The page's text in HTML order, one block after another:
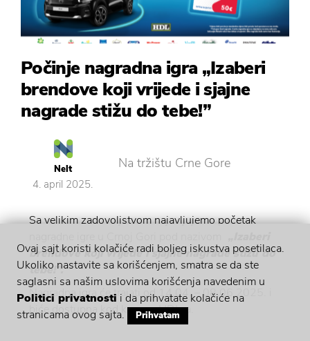
Počinje nagradna igra „Izaberi
brendove koji vrijede i sjajne
nagrade stižu do tebe!”
Nelt
4. april 2025.
Na tržištu Crne Gore
Sa velikim zadovoljstvom najavljujemo početak
brendove koji vrijede i sjajne nagrade stižu do
tebe!”.
Nagradna igra će trajati od 14.04. – 08.06.2025. i
biće dostupna kod kupaca HDL-a.
Ovaj sajt koristi kolačiće radi boljeg iskustva posetilaca.
Ukoliko nastavite sa korišćenjem, smatra se da ste
saglasni sa našim uslovima korišćenja navedenim u
Politici privatnosti i da prihvatate kolačiće na
stranicama ovog sajta.
Prihvatam